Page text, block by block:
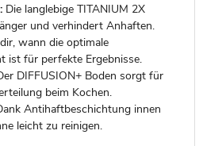
Die langlebige TITANIUM 2X
und verhindert Anhaften.
wann die optimale
ist für perfekte Ergebnisse.
DIFFUSION+ Boden sorgt für
beim Kochen.
Antihaftbeschichtung innen
leicht zu reinigen.